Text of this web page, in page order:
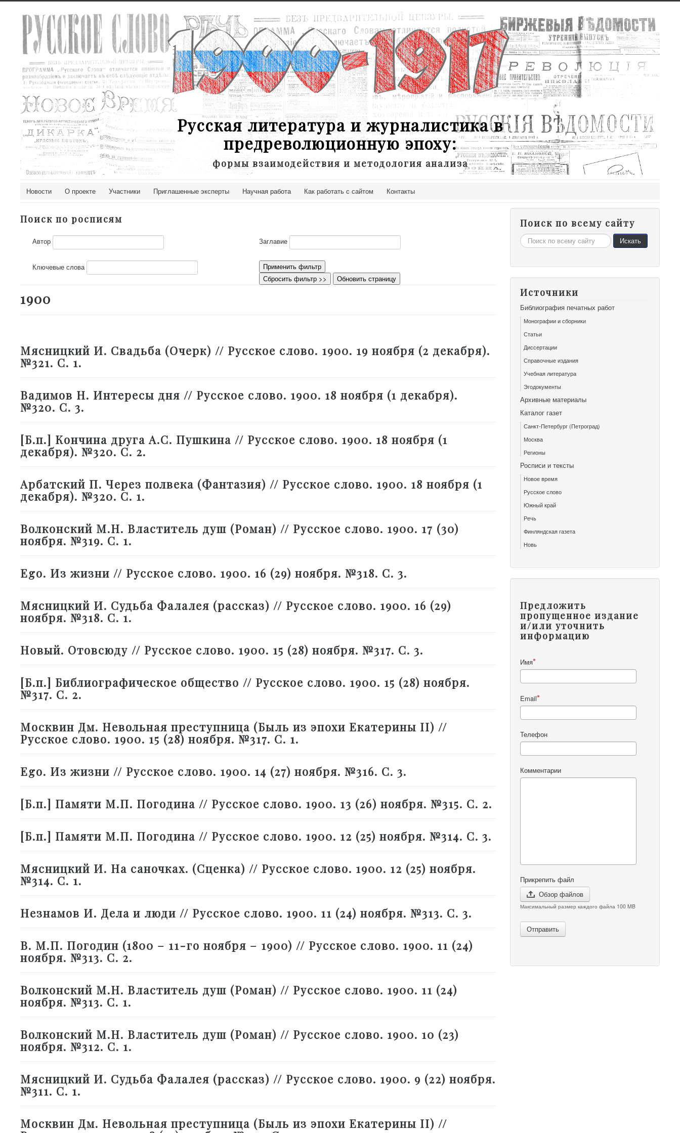
Русская литература и журналистика в
предреволюционную эпоху:
формы взаимодействия и методология анализа
Новости О проекте Участники Приглашенные эксперты Научная работа Как работать с сайтом Контакты
Поиск по росписям
Автор Заглавие
Ключевые слова
Применить фильтр
Сбросить фильтр >>
Обновить страницу
1900
Мясницкий И. Свадьба (Очерк) // Русское слово. 1900. 19 ноября (2 декабря).
№321. С. 1.
Вадимов Н. Интересы дня // Русское слово. 1900. 18 ноября (1 декабря).
№320. С. 3.
[Б.п.] Кончина друга А.С. Пушкина // Русское слово. 1900. 18 ноября (1
декабря). №320. С. 2.
Арбатский П. Через полвека (Фантазия) // Русское слово. 1900. 18 ноября (1
декабря). №320. С. 1.
Волконский М.Н. Властитель душ (Роман) // Русское слово. 1900. 17 (30)
ноября. №319. С. 1.
Ego. Из жизни // Русское слово. 1900. 16 (29) ноября. №318. С. 3.
Мясницкий И. Судьба Фалалея (рассказ) // Русское слово. 1900. 16 (29)
ноября. №318. С. 1.
Новый. Отовсюду // Русское слово. 1900. 15 (28) ноября. №317. С. 3.
[Б.п.] Библиографическое общество // Русское слово. 1900. 15 (28) ноября.
№317. С. 2.
Москвин Дм. Невольная преступница (Быль из эпохи Екатерины II) //
Русское слово. 1900. 15 (28) ноября. №317. С. 1.
Ego. Из жизни // Русское слово. 1900. 14 (27) ноября. №316. С. 3.
[Б.п.] Памяти М.П. Погодина // Русское слово. 1900. 13 (26) ноября. №315. С. 2.
[Б.п.] Памяти М.П. Погодина // Русское слово. 1900. 12 (25) ноября. №314. С. 3.
Мясницкий И. На саночках. (Сценка) // Русское слово. 1900. 12 (25) ноября.
№314. С. 1.
Незнамов И. Дела и люди // Русское слово. 1900. 11 (24) ноября. №313. С. 3.
В. М.П. Погодин (1800 – 11-го ноября – 1900) // Русское слово. 1900. 11 (24)
ноября. №313. С. 2.
Волконский М.Н. Властитель душ (Роман) // Русское слово. 1900. 11 (24)
ноября. №313. С. 1.
Волконский М.Н. Властитель душ (Роман) // Русское слово. 1900. 10 (23)
ноября. №312. С. 1.
Мясницкий И. Судьба Фалалея (рассказ) // Русское слово. 1900. 9 (22) ноября.
№311. С. 1.
Москвин Дм. Невольная преступница (Быль из эпохи Екатерины II) //
Поиск по всему сайту
Искать... Искать
Источники
Библиография печатных работ
Монографии и сборники
Статьи
Диссертации
Справочные издания
Учебная литература
Эгодокументы
Архивные материалы
Каталог газет
Санкт-Петербург (Петроград)
Москва
Регионы
Росписи и тексты
Новое время
Русское слово
Южный край
Речь
Финляндская газета
Новь
Предложить
пропущенное издание
и/или уточнить
информацию
Имя
Email
Телефон
Комментарии
Прикрепить файл
Обзор файлов
Максимальный размер каждого файла 100 MB
Отправить